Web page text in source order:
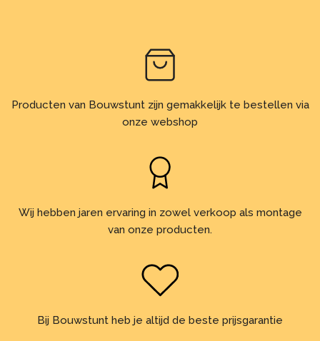
Producten van Bouwstunt zijn gemakkelijk te bestellen via
onze webshop
Wij hebben jaren ervaring in zowel verkoop als montage
van onze producten.
Bij Bouwstunt heb je altijd de beste prijsgarantie